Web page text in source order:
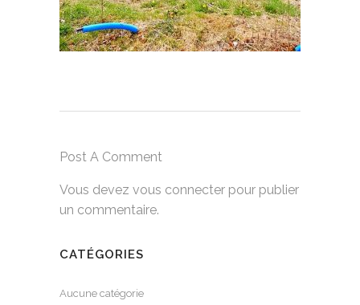
Post A Comment
Vous devez vous connecter pour publier
un commentaire.
CATÉGORIES
Aucune catégorie